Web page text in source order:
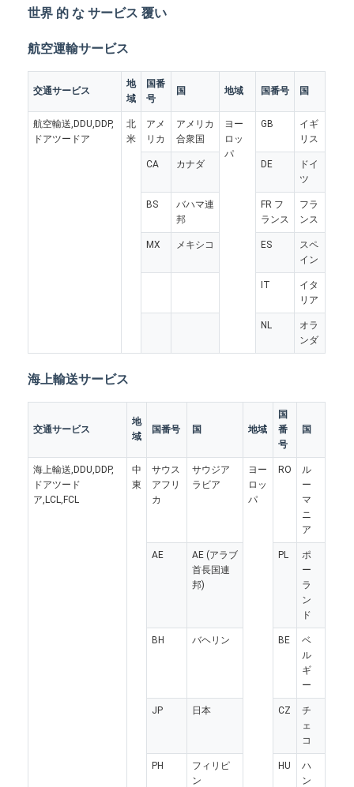
製品
会社案内
品質管理
国際的な貨物Forward
世界 的 な サービス 覆い
航空運輸サービス
交通サービス
地
域
国番
号
国 地域 国番号 国
航空輸送,DDU,DDP,
ドアツードア
北
米
アメ
リカ
アメリカ
合衆国
ヨー
ロッ
パ
GB
イギ
リス
CA カナダ DE
ドイ
ツ
BS
バハマ連
邦
FR フ
ランス
フラ
ンス
MX メキシコ ES
スペ
イン
IT
イタ
リア
NL
オラ
ンダ
海上輸送サービス
交通サービス
地
域
国番号 国 地域
国
番
号
国
海上輸送,DDU,DDP,
ドアツード
ア,LCL,FCL
中
東
サウス
アフリ
カ
サウジア
ラビア
ヨー
ロッ
パ
RO
ル
ー
マ
ニ
ア
AE
AE (アラブ
首長国連
邦)
PL
ポ
ー
ラ
ン
ド
BH バヘリン BE
ベ
ル
ギ
ー
JP 日本 CZ
チ
ェ
コ
PH
フィリピ
ン
HU
ハ
ン